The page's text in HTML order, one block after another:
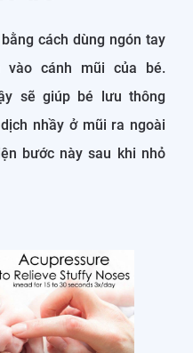
cách dùng ngón tay
cánh mũi của bé.
sẽ giúp bé lưu thông
nhầy ở mũi ra ngoài
bước này sau khi nhỏ